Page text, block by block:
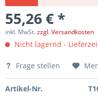
55,26 € *
inkl. MwSt.zzgl. Versandkosten
Nicht lagernd -
Frage stellen
Artikel-Nr.